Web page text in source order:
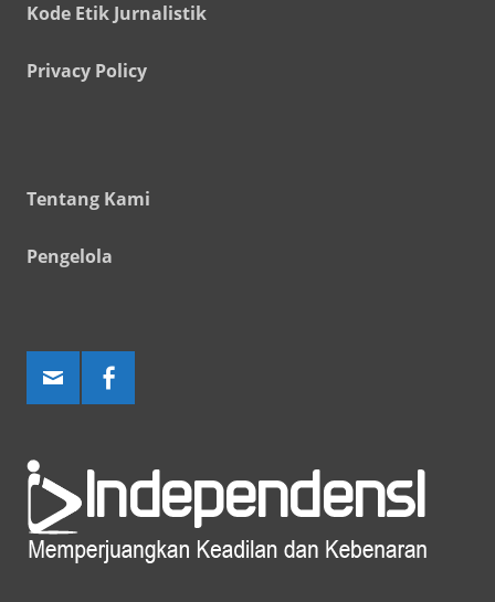
Kode Etik Jurnalistik
Privacy Policy
Tentang Kami
Pengelola